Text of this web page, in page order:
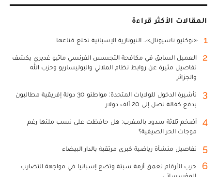
المقالات الأكثر قراءة
1 «نوكليو ناسيونال».. النيونازية الإسبانية تخلع قناعها
2
العميل السابق في مكافحة التجسس الفرنسي ماثيو غديري يكشف
تفاصيل مثيرة عن روابط نظام الملالي والبوليساريو وحزب الله
والجزائر
3
تأشيرة الدخول للولايات المتحدة: مواطنو 30 دولة إفريقية مطالبون
بدفع كفالة تصل إلى 20 ألف دولار
4
أضخم ثلاثة سدود بالمغرب: هل حافظت على نسب ملئها رغم
موجات الحر الصيفية؟
5 تفاصيل منشأة رياضية كبرى مرتقبة بالدار البيضاء
6
حرب الأرقام تعمق أزمة سبتة وتضع إسبانيا في مواجهة التضارب
المؤسساتي